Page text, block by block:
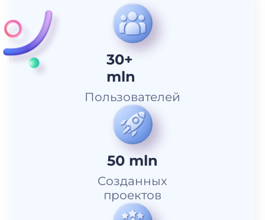
30+
mln
Пользователей
50 mln
Cозданных
проектов